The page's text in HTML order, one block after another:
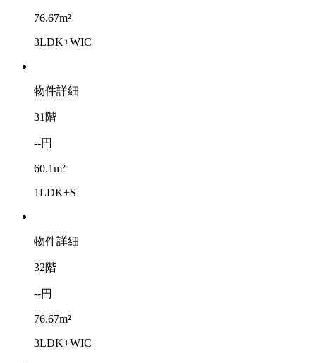
76.67m²
3LDK+WIC
物件詳細
31階
--円
60.1m²
1LDK+S
物件詳細
32階
--円
76.67m²
3LDK+WIC